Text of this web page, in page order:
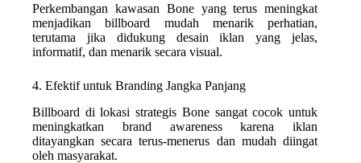
Perkembangan kawasan Bone yang terus meningkat
menjadikan billboard mudah menarik perhatian,
terutama jika didukung desain iklan yang jelas,
informatif, dan menarik secara visual.
4. Efektif untuk Branding Jangka Panjang
Billboard di lokasi strategis Bone sangat cocok untuk
meningkatkan brand awareness karena iklan
ditayangkan secara terus-menerus dan mudah diingat
oleh masyarakat.